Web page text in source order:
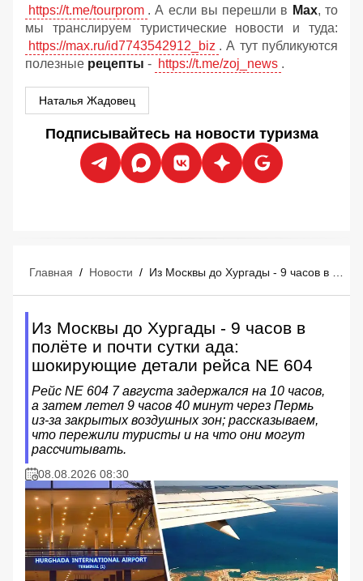
https://t.me/tourprom . А если вы перешли в Мах, то
мы транслируем туристические новости и туда:
https://max.ru/id7743542912_biz . А тут публикуются
полезные рецепты - https://t.me/zoj_news .
Наталья Жадовец
Подписывайтесь на новости туризма
Главная / Новости /
Из Москвы до Хургады - 9 часов в
полёте и почти сутки ада:
шокирующие детали рейса NE 604
Рейс NE 604 7 августа задержался на 10 часов,
а затем летел 9 часов 40 минут через Пермь
из‑за закрытых воздушных зон; рассказываем,
что пережили туристы и на что они могут
рассчитывать.
08.08.2026 08:30